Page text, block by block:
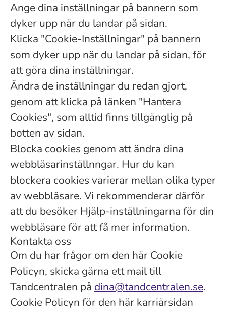
Ange dina inställningar på bannern som
dyker upp när du landar på sidan.
Klicka "Cookie-Inställningar" på bannern
som dyker upp när du landar på sidan, för
att göra dina inställningar.
Ändra de inställningar du redan gjort,
genom att klicka på länken "Hantera
Cookies", som alltid finns tillgänglig på
botten av sidan.
Blocka cookies genom att ändra dina
webbläsarinställnngar. Hur du kan
blockera cookies varierar mellan olika typer
av webbläsare. Vi rekommenderar därför
att du besöker Hjälp-inställningarna för din
webbläsare för att få mer information.
Kontakta oss
Om du har frågor om den här Cookie
Policyn, skicka gärna ett mail till
Tandcentralen på dina@tandcentralen.se.
Cookie Policyn för den här karriärsidan